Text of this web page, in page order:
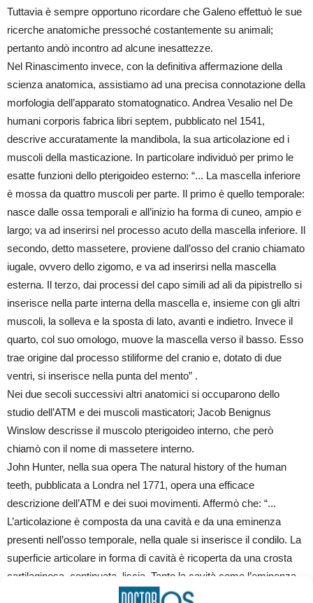
Tuttavia è sempre opportuno ricordare che Galeno effettuò le sue
ricerche anatomiche pressoché costantemente su animali;
pertanto andò incontro ad alcune inesattezze.
Nel Rinascimento invece, con la definitiva affermazione della
scienza anatomica, assistiamo ad una precisa connotazione della
morfologia dell’apparato stomatognatico. Andrea Vesalio nel De
humani corporis fabrica libri septem, pubblicato nel 1541,
descrive accuratamente la mandibola, la sua articolazione ed i
muscoli della masticazione. In particolare individuò per primo le
esatte funzioni dello pterigoideo esterno: “... La mascella inferiore
è mossa da quattro muscoli per parte. Il primo è quello temporale:
nasce dalle ossa temporali e all’inizio ha forma di cuneo, ampio e
largo; va ad inserirsi nel processo acuto della mascella inferiore. Il
secondo, detto massetere, proviene dall’osso del cranio chiamato
iugale, ovvero dello zigomo, e va ad inserirsi nella mascella
esterna. Il terzo, dai processi del capo simili ad ali da pipistrello si
inserisce nella parte interna della mascella e, insieme con gli altri
muscoli, la solleva e la sposta di lato, avanti e indietro. Invece il
quarto, col suo omologo, muove la mascella verso il basso. Esso
trae origine dal processo stiliforme del cranio e, dotato di due
ventri, si inserisce nella punta del mento” .
Nei due secoli successivi altri anatomici si occuparono dello
studio dell’ATM e dei muscoli masticatori; Jacob Benignus
Winslow descrisse il muscolo pterigoideo interno, che però
chiamò con il nome di massetere interno.
John Hunter, nella sua opera The natural history of the human
teeth, pubblicata a Londra nel 1771, opera una efficace
descrizione dell’ATM e dei suoi movimenti. Affermò che: “...
L’articolazione è composta da una cavità e da una eminenza
presenti nell’osso temporale, nella quale si inserisce il condilo. La
superficie articolare in forma di cavità è ricoperta da una crosta
cartilaginosa, continuata, liscia. Tanto la cavità come l’eminenza
servono al moto dei condili della mascella inferiore”. Per quanto